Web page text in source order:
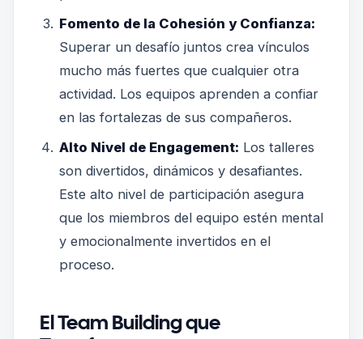
Fomento de la Cohesión y Confianza:
Superar un desafío juntos crea vínculos
mucho más fuertes que cualquier otra
actividad. Los equipos aprenden a confiar
en las fortalezas de sus compañeros.
Alto Nivel de Engagement: Los talleres
son divertidos, dinámicos y desafiantes.
Este alto nivel de participación asegura
que los miembros del equipo estén mental
y emocionalmente invertidos en el
proceso.
El Team Building que